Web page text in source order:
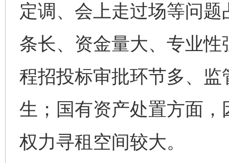
定调、会上走过场等问
条长、资金量大、专业
程招投标审批环节多、
生；国有资产处置方面
权力寻租空间较大。